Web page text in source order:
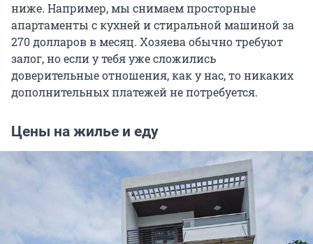
ниже. Например, мы снимаем просторные
апартаменты с кухней и стиральной машиной за
270 долларов в месяц. Хозяева обычно требуют
залог, но если у тебя уже сложились
доверительные отношения, как у нас, то никаких
дополнительных платежей не потребуется.
Цены на жилье и еду